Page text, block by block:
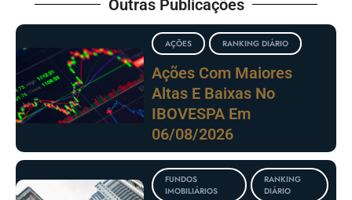
Outras Publicações
AÇÕES RANKING DIÁRIO
Ações Com Maiores
Altas E Baixas No
IBOVESPA Em
06/08/2026
FUNDOS
IMOBILIÁRIOS
RANKING
DIÁRIO